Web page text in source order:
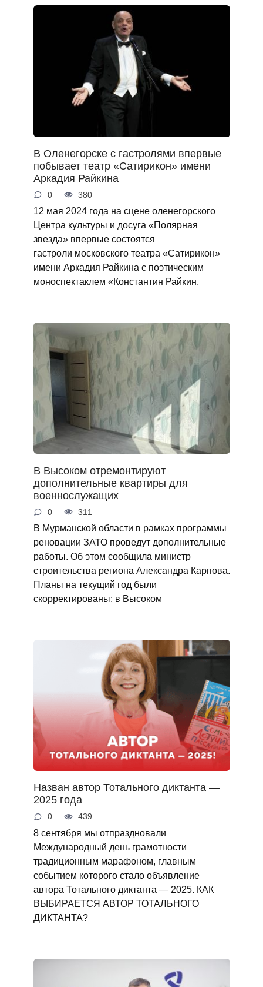
В Оленегорске с гастролями впервые
побывает театр «Сатирикон» имени
Аркадия Райкина
0 380
12 мая 2024 года на сцене оленегорского
Центра культуры и досуга «Полярная
звезда» впервые состоятся
гастроли московского театра «Сатирикон»
имени Аркадия Райкина с поэтическим
моноспектаклем «Константин Райкин.
В Высоком отремонтируют
дополнительные квартиры для
военнослужащих
0 311
В Мурманской области в рамках программы
реновации ЗАТО проведут дополнительные
работы. Об этом сообщила министр
строительства региона Александра Карпова.
Планы на текущий год были
скорректированы: в Высоком
Назван автор Тотального диктанта —
2025 года
0 439
8 сентября мы отпраздновали
Международный день грамотности
традиционным марафоном, главным
событием которого стало объявление
автора Тотального диктанта — 2025. КАК
ВЫБИРАЕТСЯ АВТОР ТОТАЛЬНОГО
ДИКТАНТА?